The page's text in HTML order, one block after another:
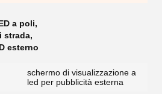
a poli,
strada,
esterno
schermo di visualizzazione a
led per pubblicità esterna